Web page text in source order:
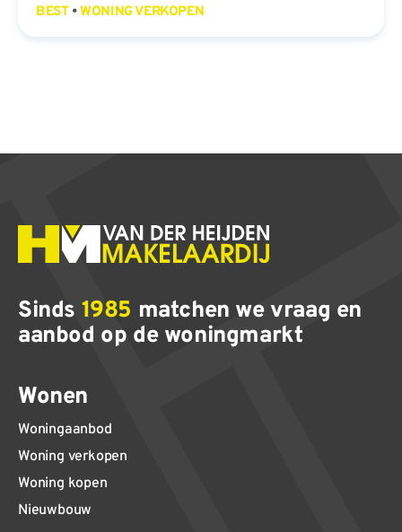
BEST•WONING VERKOPEN
Sinds 1985 matchen we vraag en
aanbod op de woningmarkt
Wonen
Woningaanbod
Woning verkopen
Woning kopen
Nieuwbouw